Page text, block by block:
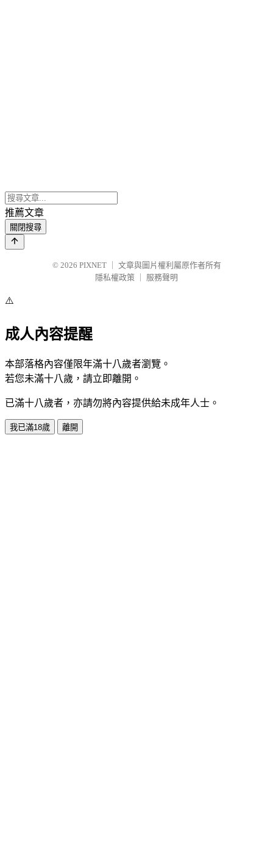
推薦文章
關閉搜尋
© 2026 PIXNET
文章與圖片權利屬原作者所有
隱私權政策
服務聲明
⚠️
成人內容提醒
本部落格內容僅限年滿十八歲者瀏覽。
若您未滿十八歲，請立即離開。
已滿十八歲者，亦請勿將內容提供給未成年人士。
我已滿18歲 離開